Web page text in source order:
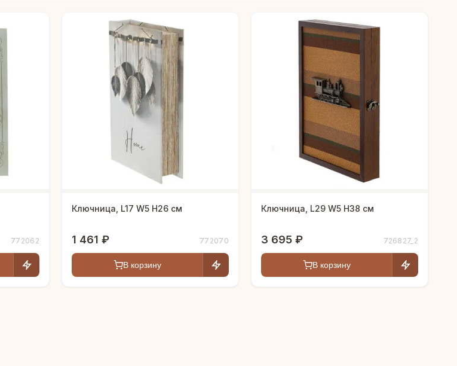
772062
Ключница, L17 W5 H26 см
1 461 ₽ 772070
В корзину
Ключница, L29 W5 H38 см
3 695 ₽ 726827_2
В корзину